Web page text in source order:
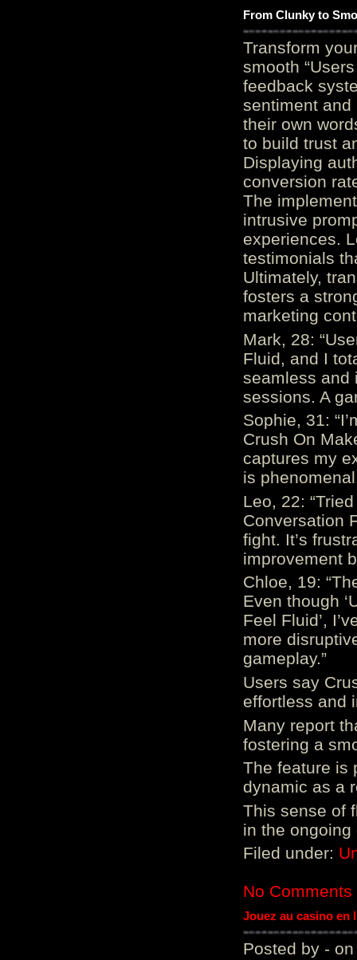
From Clunky to
Transform
smooth
feedback
sentiment and
their own
to build trust
Displaying
conversion
The
intrusive
experiences.
testimonials
Ultimately,
fosters a
marketing
Mark, 28:
Fluid, and I
seamless and
sessions. A
Sophie, 31:
Crush On
captures my
is
Leo, 22:
Conversation
fight. It’s
improvement
Chloe, 19:
Even though
Feel Fluid’,
more
gameplay.”
Users say
effortless and
Many report
fostering a
The feature is
dynamic as a
This sense of
in the ongoing
Filed under:
No Comments
Jouez au casino en
Posted by - on